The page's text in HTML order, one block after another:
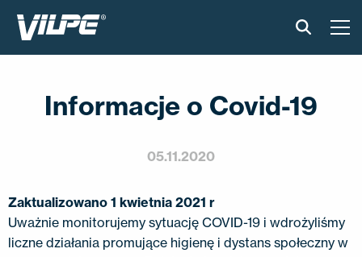
VILPE SENSE
ROZWIĄZANIA
KATALOGI I INSTRUKCJE
Informacje o Covid-19
05.11.2020
Zaktualizowano 1 kwietnia 2021 r
Uważnie monitorujemy sytuację COVID-19 i wdrożyliśmy
liczne działania promujące higienę i dystans społeczny w